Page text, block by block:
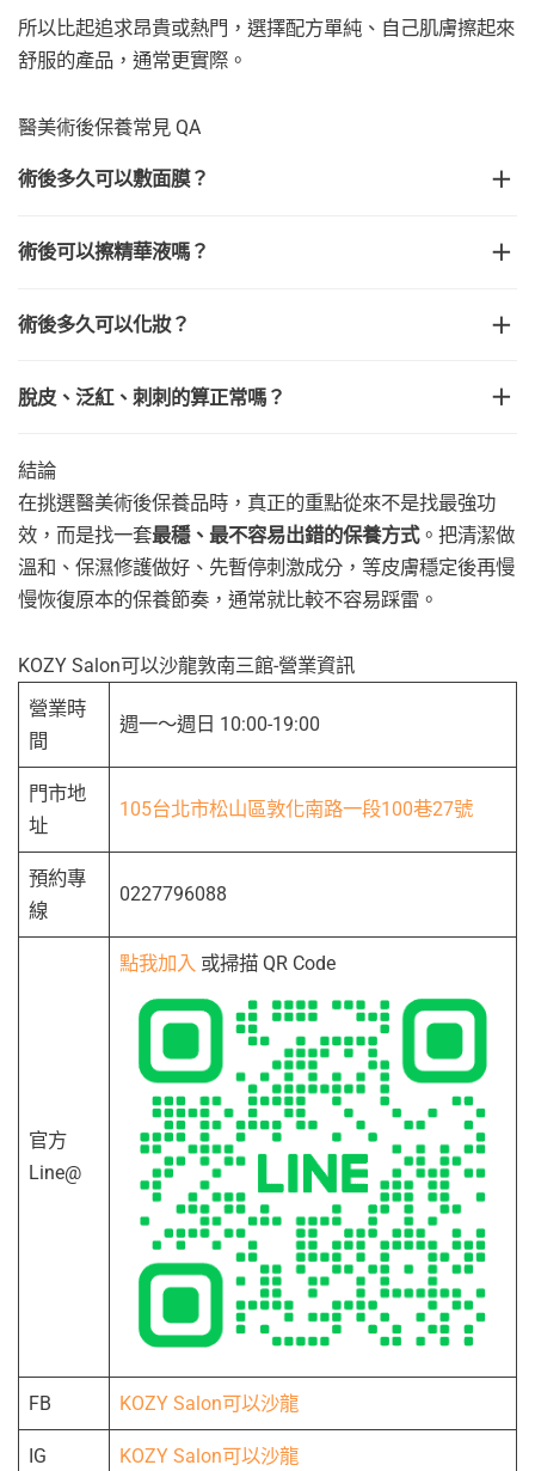
所以比起追求昂貴或熱門，選擇配方單純、自己肌膚擦起來
舒服的產品，通常更實際。
醫美術後保養常見 QA
術後多久可以敷面膜？
術後可以擦精華液嗎？
術後多久可以化妝？
脫皮、泛紅、刺刺的算正常嗎？
結論
在挑選醫美術後保養品時，真正的重點從來不是找最強功
效，而是找一套最穩、最不容易出錯的保養方式。把清潔做
溫和、保濕修護做好、先暫停刺激成分，等皮膚穩定後再慢
慢恢復原本的保養節奏，通常就比較不容易踩雷。
KOZY Salon可以沙龍敦南三館-營業資訊
營業時
間
週一～週日 10:00-19:00
門市地
址
105台北市松山區敦化南路一段100巷27號
預約專
線
0227796088
官方
Line@
點我加入 或掃描 QR Code
FB KOZY Salon可以沙龍
IG KOZY Salon可以沙龍